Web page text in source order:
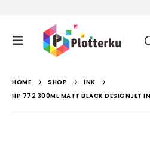
HOME SHOP
INK
HP 772 300ML MATT BLACK DESIGNJET